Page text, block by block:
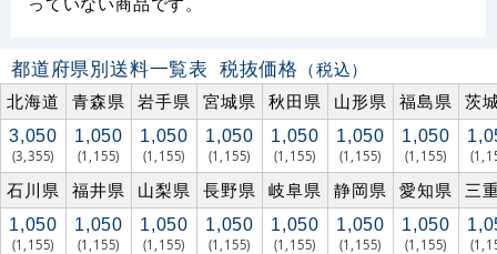
都道府県別送料一覧表 税抜価格 （税込）
北海道
青森県 岩手県 宮城県 秋田県 山形県 福島県 茨
3,050
(3,355)
1,050
(1,155)
1,050
(1,155)
1,050
(1,155)
1,050
(1,155)
1,050
(1,155)
1,050
(1,155)
石川県 福井県 山梨県 長野県 岐阜県 静岡県 愛知県 三
1,050
(1,155)
1,050
(1,155)
1,050
(1,155)
1,050
(1,155)
1,050
(1,155)
1,050
(1,155)
1,050
(1,155)